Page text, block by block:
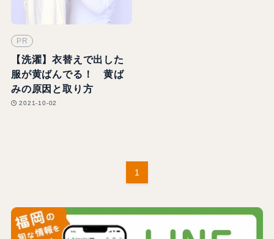
PR
【洗濯】衣替えで出した
服が黄ばんでる！ 黄ば
みの原因と取り方
2021-10-02
1